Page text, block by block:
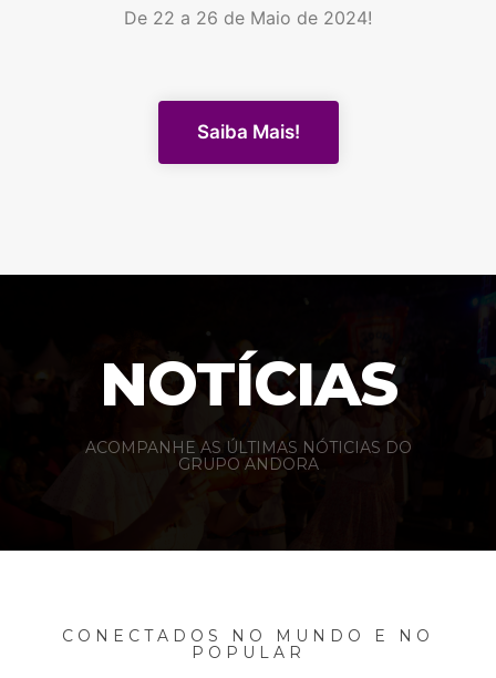
De 22 a 26 de Maio de 2024!
Saiba Mais!
NOTÍCIAS
ACOMPANHE AS ÚLTIMAS NÓTICIAS DO
GRUPO ANDORA
CONECTADOS NO MUNDO E NO
POPULAR